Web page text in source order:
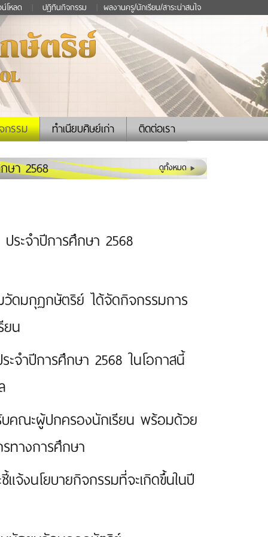
โหลด ปฏิทินกิจกรรม ผลงานครู/นักเรียน/สาระน่าสนใจ
กรรม ทำเนียบศิษย์เก่า ติดต่อเรา
ษา 2568 ดูทั้งหมด
ระจำปีการศึกษา 2568
ดมกุฏกษัตริย์ ได้จัดกิจกรรมการ
ยน
ะจำปีการศึกษา 2568 ในโอกาสนี้
คณะผู้ปกครองนักเรียน พร้อมด้วย
ทางการศึกษา
จ้งนโยบายกิจกรรมที่จะเกิดขึ้นในปี